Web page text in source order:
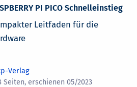
PI PICO Schnelleinstieg
Leitfaden für die
Verlag
Seiten, erschienen 05/2023